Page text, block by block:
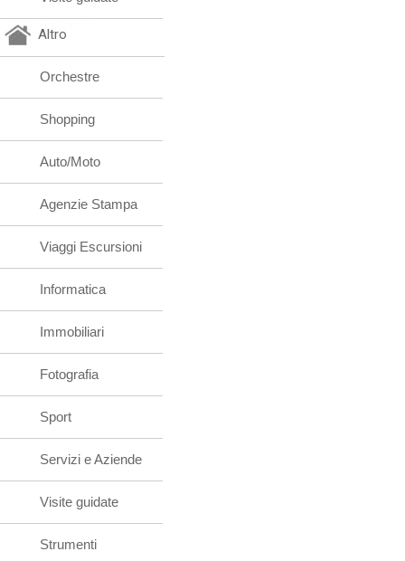
Altro
Orchestre
Shopping
Auto/Moto
Agenzie Stampa
Viaggi Escursioni
Informatica
Immobiliari
Fotografia
Sport
Servizi e Aziende
Visite guidate
Strumenti